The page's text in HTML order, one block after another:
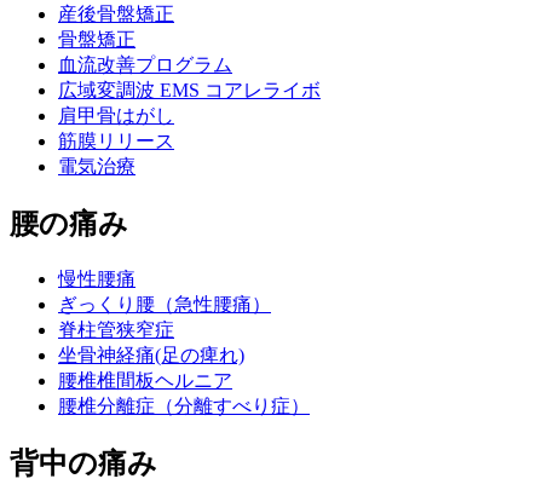
産後骨盤矯正
骨盤矯正
血流改善プログラム
広域変調波 EMS コアレライボ
肩甲骨はがし
筋膜リリース
電気治療
腰の痛み
慢性腰痛
ぎっくり腰（急性腰痛）
脊柱管狭窄症
坐骨神経痛(足の痺れ)
腰椎椎間板ヘルニア
腰椎分離症（分離すべり症）
背中の痛み